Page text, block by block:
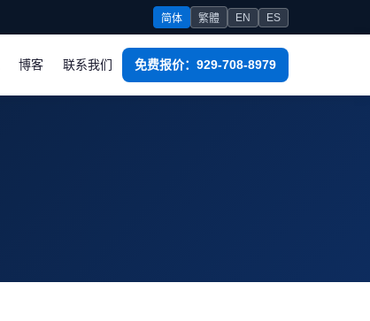
简体 繁體 EN ES
博客 联系我们 免费报价：929-708-8979